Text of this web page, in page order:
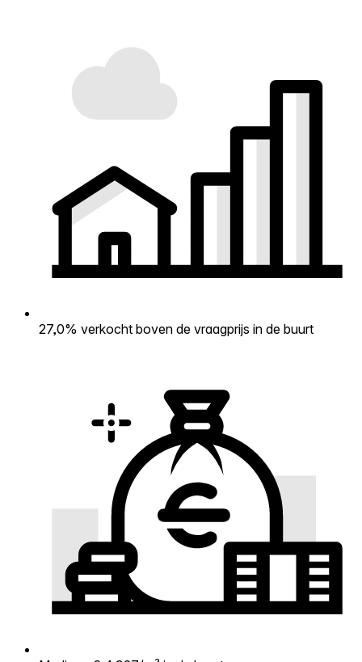
27,0% verkocht boven de vraagprijs in de buurt